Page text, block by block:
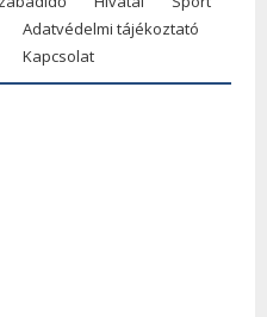
Adatvédelmi tájékoztató
Kapcsolat